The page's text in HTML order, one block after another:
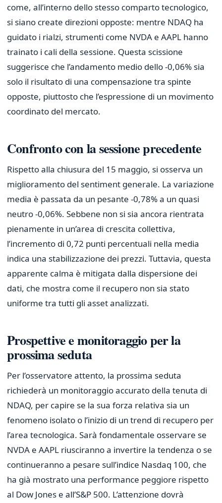
come, all’interno dello stesso comparto tecnologico,
si siano create direzioni opposte: mentre NDAQ ha
guidato i rialzi, strumenti come NVDA e AAPL hanno
trainato i cali della sessione. Questa scissione
suggerisce che l’andamento medio dello -0,06% sia
solo il risultato di una compensazione tra spinte
opposte, piuttosto che l’espressione di un movimento
coordinato del mercato.
Confronto con la sessione precedente
Rispetto alla chiusura del 15 maggio, si osserva un
miglioramento del sentiment generale. La variazione
media è passata da un pesante -0,78% a un quasi
neutro -0,06%. Sebbene non si sia ancora rientrata
pienamente in un’area di crescita collettiva,
l’incremento di 0,72 punti percentuali nella media
indica una stabilizzazione dei prezzi. Tuttavia, questa
apparente calma è mitigata dalla dispersione dei
dati, che mostra come il recupero non sia stato
uniforme tra tutti gli asset analizzati.
Prospettive e monitoraggio per la
prossima seduta
Per l’osservatore attento, la prossima seduta
richiederà un monitoraggio accurato della tenuta di
NDAQ, per capire se la sua forza relativa sia un
fenomeno isolato o l’inizio di un trend di recupero per
l’area tecnologica. Sarà fondamentale osservare se
NVDA e AAPL riusciranno a invertire la tendenza o se
continueranno a pesare sull’indice Nasdaq 100, che
ha già mostrato una performance peggiore rispetto
al Dow Jones e all’S&P 500. L’attenzione dovrà